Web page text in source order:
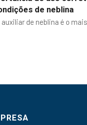
de neblina
auxiliar de neblina é o